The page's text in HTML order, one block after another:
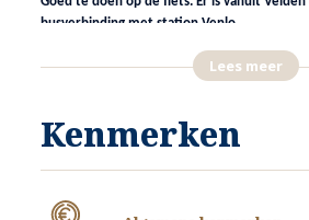
busverbinding met station Venlo.
ENTREE
De hoofdentree van de woning is gelegen in
Lees meer
Kenmerken